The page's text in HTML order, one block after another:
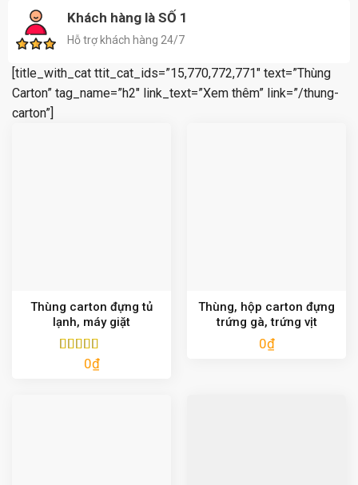
Khách hàng là SỐ 1
Hỗ trợ khách hàng 24/7
[title_with_cat ttit_cat_ids=”15,770,772,771″ text=”Thùng
Carton” tag_name=”h2″ link_text=”Xem thêm” link=”/thung-
carton”]
Thùng carton đựng tủ
lạnh, máy giặt
Được xếp
0₫
Thùng, hộp carton đựng
trứng gà, trứng vịt
0₫